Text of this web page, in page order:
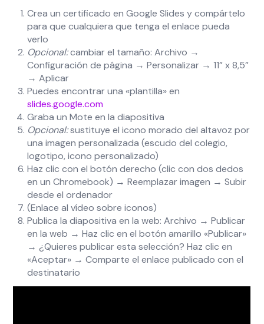
Crea un certificado en Google Slides y compártelo
para que cualquiera que tenga el enlace pueda
verlo
Opcional:cambiar el tamaño: Archivo →
Configuración de página → Personalizar → 11” x 8,5”
→ Aplicar
Puedes encontrar una «plantilla» en
slides.google.com
Graba un Mote en la diapositiva
Opcional:sustituye el icono morado del altavoz por
una imagen personalizada (escudo del colegio,
logotipo, icono personalizado)
Haz clic con el botón derecho (clic con dos dedos
en un Chromebook) → Reemplazar imagen → Subir
desde el ordenador
(Enlace al vídeo sobre iconos)
Publica la diapositiva en la web: Archivo → Publicar
en la web → Haz clic en el botón amarillo «Publicar»
→ ¿Quieres publicar esta selección? Haz clic en
«Aceptar» → Comparte el enlace publicado con el
destinatario